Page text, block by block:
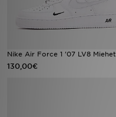
Nike Air Force 1 '07 LV8 Miehet
130,00€